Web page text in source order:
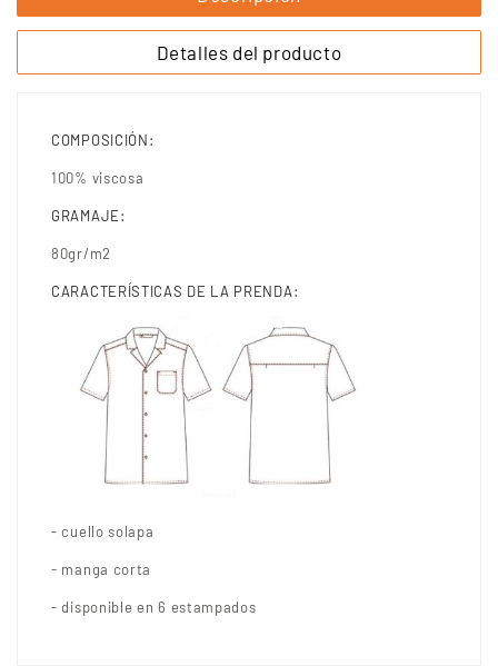
Detalles del producto
COMPOSICIÓN:
100% viscosa
GRAMAJE:
80gr/m2
CARACTERÍSTICAS DE LA PRENDA:
- cuello solapa
- manga corta
- disponible en 6 estampados